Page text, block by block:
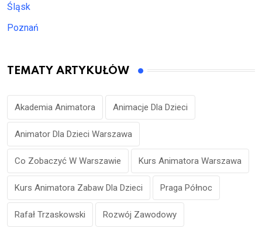
Śląsk
Poznań
TEMATY ARTYKUŁÓW
Akademia Animatora Animacje Dla Dzieci
Animator Dla Dzieci Warszawa
Co Zobaczyć W Warszawie Kurs Animatora Warszawa
Kurs Animatora Zabaw Dla Dzieci Praga Północ
Rafał Trzaskowski Rozwój Zawodowy